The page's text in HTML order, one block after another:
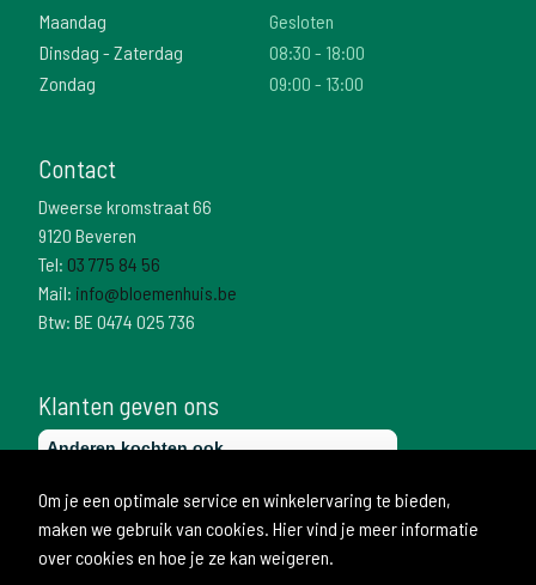
Maandag
Gesloten
Dinsdag - Zaterdag
08:30 - 18:00
Zondag
09:00 - 13:00
Contact
Dweerse kromstraat 66
9120 Beveren
Tel: 03 775 84 56
Mail: info@bloemenhuis.be
Btw: BE 0474 025 736
Klanten geven ons
Om je een optimale service en winkelervaring te bieden,
maken we gebruik van cookies. Hier vind je meer informatie
over cookies en hoe je ze kan weigeren.